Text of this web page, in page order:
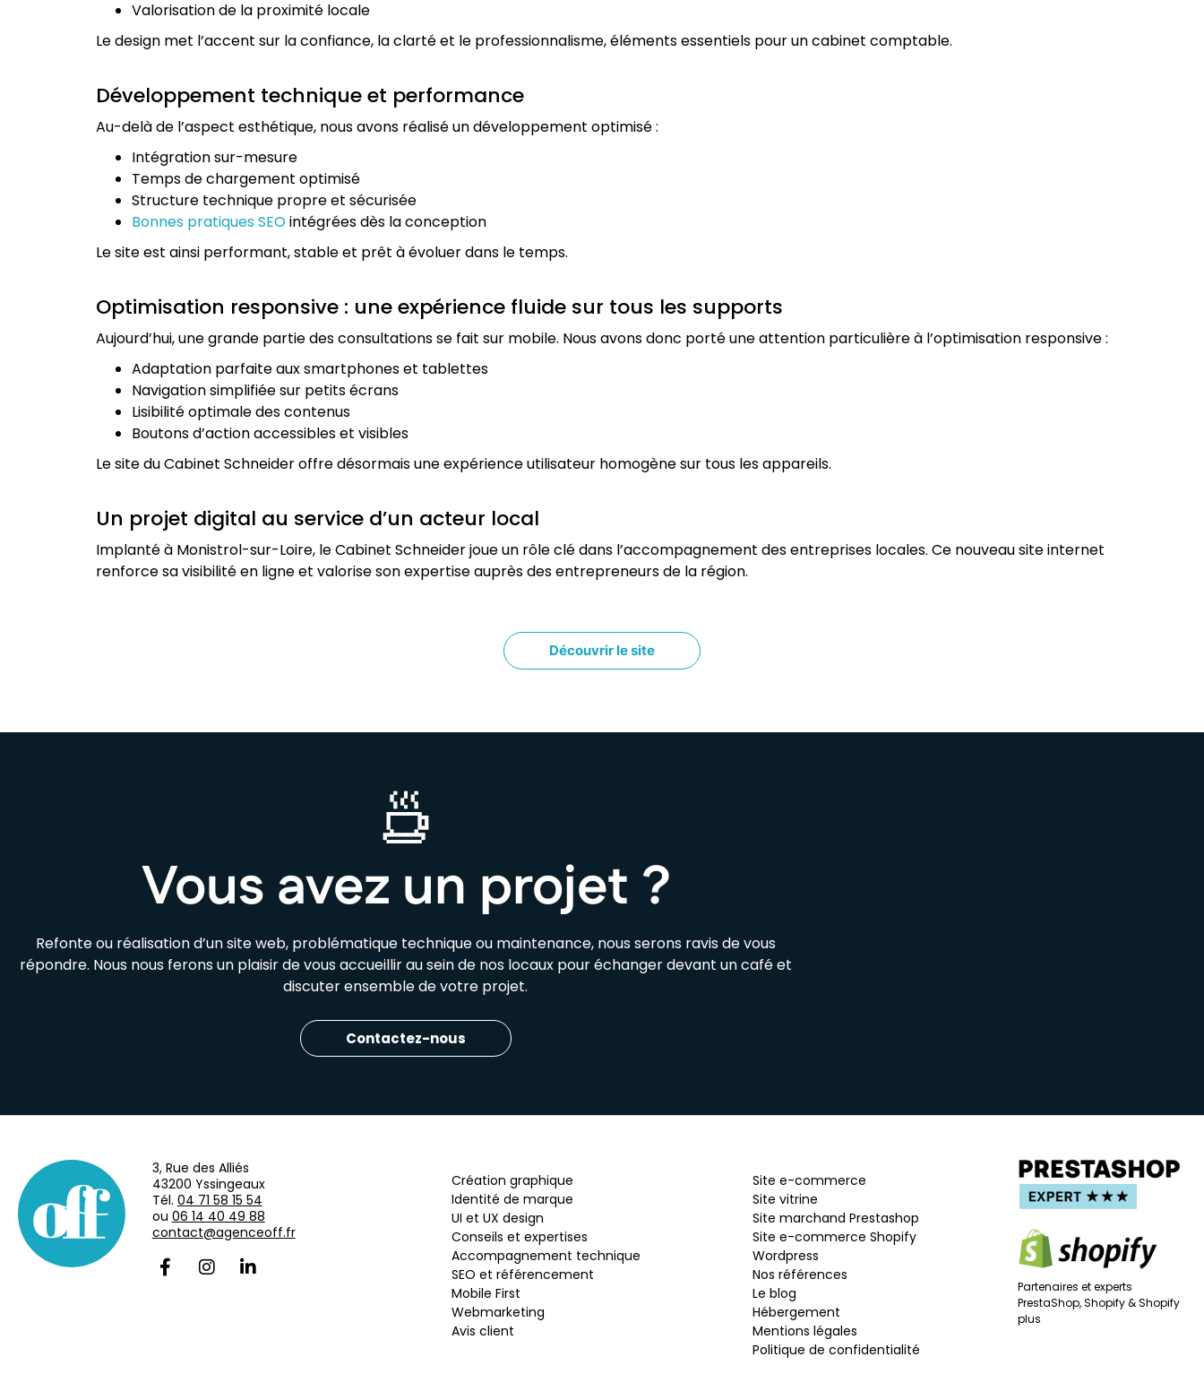
Valorisation de la proximité locale
Le design met l’accent sur la confiance, la clarté et le professionnalisme, éléments essentiels pour un cabinet comptable.
Développement technique et performance
Au-delà de l’aspect esthétique, nous avons réalisé un développement optimisé :
Intégration sur-mesure
Temps de chargement optimisé
Structure technique propre et sécurisée
Bonnes pratiques SEOintégrées dès la conception
Le site est ainsi performant, stable et prêt à évoluer dans le temps.
Optimisation responsive : une expérience fluide sur tous les supports
Aujourd’hui, une grande partie des consultations se fait sur mobile. Nous avons donc porté une attention particulière à l’optimisation responsive :
Adaptation parfaite aux smartphones et tablettes
Navigation simplifiée sur petits écrans
Lisibilité optimale des contenus
Boutons d’action accessibles et visibles
Le site du Cabinet Schneider offre désormais une expérience utilisateur homogène sur tous les appareils.
Un projet digital au service d’un acteur local
Implanté à Monistrol-sur-Loire, le Cabinet Schneider joue un rôle clé dans l’accompagnement des entreprises locales. Ce nouveau site internet
renforce sa visibilité en ligne et valorise son expertise auprès des entrepreneurs de la région.
Découvrir le site
Vous avez un projet ?
Refonte ou réalisation d’un site web, problématique technique ou maintenance, nous serons ravis de vous
répondre. Nous nous ferons un plaisir de vous accueillir au sein de nos locaux pour échanger devant un café et
discuter ensemble de votre projet.
Contactez-nous
3, Rue des Alliés
43200 Yssingeaux
Tél. 04 71 58 15 54
ou 06 14 40 49 88
contact@agenceoff.fr
Création graphique
Identité de marque
UI et UX design
Conseils et expertises
Accompagnement technique
SEO et référencement
Mobile First
Webmarketing
Avis client
Site e-commerce
Site vitrine
Site marchand Prestashop
Site e-commerce Shopify
Wordpress
Nos références
Le blog
Hébergement
Mentions légales
Politique de confidentialité
Partenaires et experts
PrestaShop, Shopify & Shopify
plus